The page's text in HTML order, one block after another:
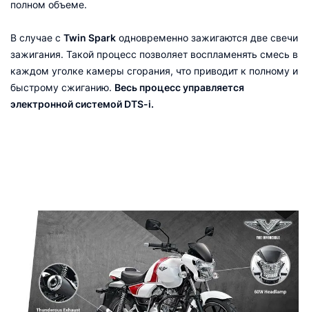
полном объеме.
В случае с Twin Spark одновременно зажигаются две свечи
зажигания. Такой процесс позволяет воспламенять смесь в
каждом уголке камеры сгорания, что приводит к полному и
быстрому сжиганию. Весь процесс управляется
электронной системой DTS-i.